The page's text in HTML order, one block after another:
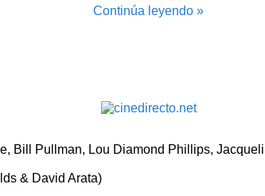
Continúa leyendo »
Bill Pullman, Lou Diamond Phillips,
& David Arata)